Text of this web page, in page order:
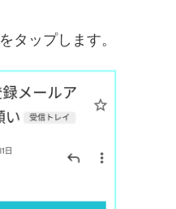
をタップします。